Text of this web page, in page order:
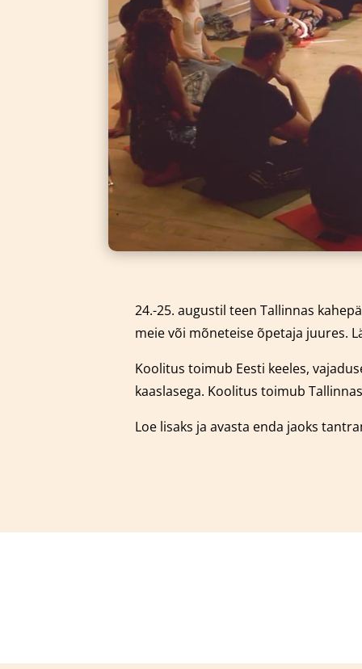
24.-25. augustil teen Tallinnas
meie või mõneteise õpetaja juures.
Koolitus toimub Eesti keeles,
kaaslasega. Koolitus toimub
Loe lisaks ja avasta enda jaoks